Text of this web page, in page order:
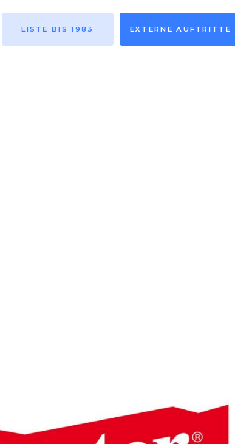
LISTE BIS 1983 EXTERNE AUFTRITTE